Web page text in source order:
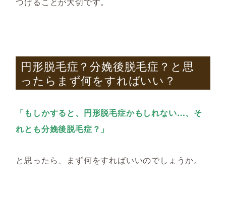
円形脱毛症？分娩後脱毛症？と思
ったらまず何をすればいい？
「もしかすると、円形脱毛症かもしれない…、そ
れとも分娩後脱毛症？」
と思ったら、まず何をすればいいのでしょうか。